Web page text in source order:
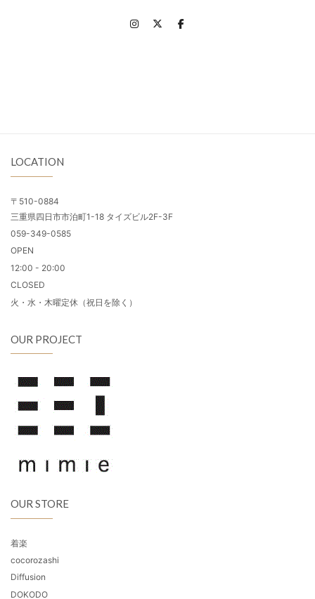
LOCATION
〒510-0884
三重県四日市市泊町1-18 タイズビル2F-3F
059-349-0585
OPEN
12:00 - 20:00
CLOSED
火・水・木曜定休（祝日を除く）
OUR PROJECT
OUR STORE
着楽
cocorozashi
Diffusion
DOKODO